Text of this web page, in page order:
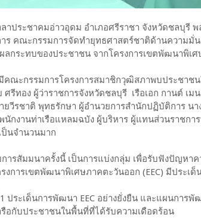
าประชาคมอ่าวอุดม อำเภอศรีราชา จังหวัดชลบุรี
ร คณะกรรมการจัดทำยุทธศาสตร์ชาติด้านความมั่
กระทบของประชาชน จากโครงการเขตพัฒนาพิเศ
คณะกรรมการโครงการสมาชิกวุฒิสภาพบประชาช
ศรีทอง ผู้ว่าราชการจังหวัดชลบุรี เรือเอก กานต์ เม
ยวีรชาติ พุทธรักษา ผู้อำนวยการสำนักปฏิบัติการ น
นักงานท่าเรือแหลมฉบัง ผู้บริหาร ผู้แทนส่วนราชกา
ป็นจำนวนมาก
ารสัมมนาครั้งนี้ เป็นการแบ่งกลุ่ม เพื่อรับฟังปัญหา
งการเขตพัฒนาพิเศษภาคตะวันออก (EEC) มีประเ
ประเด็นการพัฒนา EEC อย่างยั่งยืน และแผนการ
รือกับประชาชนในพื้นที่ที่ได้รับความเดือดร้อน